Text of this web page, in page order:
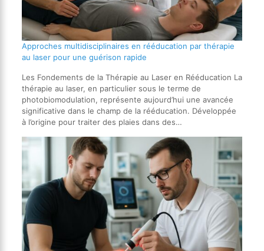
Approches multidisciplinaires en rééducation par thérapie
au laser pour une guérison rapide
Les Fondements de la Thérapie au Laser en Rééducation La
thérapie au laser, en particulier sous le terme de
photobiomodulation, représente aujourd’hui une avancée
significative dans le champ de la rééducation. Développée
à l’origine pour traiter des plaies dans des…